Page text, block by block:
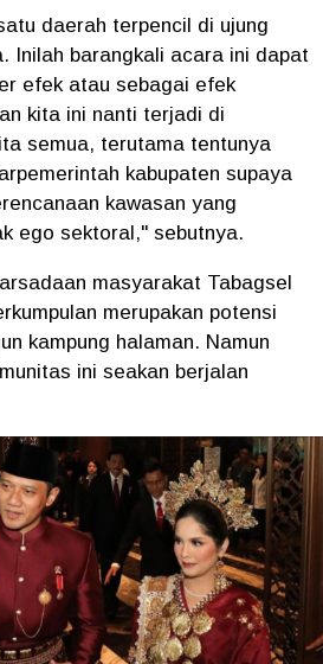
daerah terpencil di ujung
Inilah barangkali acara ini dapat
efek atau sebagai efek
kita ini nanti terjadi di
semua, terutama tentunya
kabupaten supaya
kawasan yang
ego sektoral," sebutnya.
masyarakat Tabagsel
merupakan potensi
kampung halaman. Namun
ini seakan berjalan